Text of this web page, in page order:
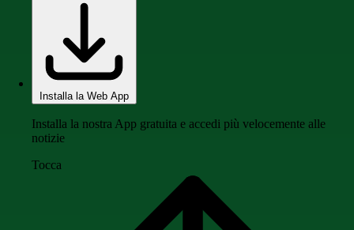
Installa la Web App
Installa la nostra App gratuita e accedi più velocemente alle
notizie
Tocca